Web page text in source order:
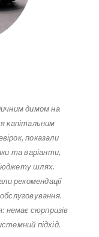
димом на
капітальним
показали
та варіанти,
шлях.
рекомендації
немає сюрпризів
підхід.